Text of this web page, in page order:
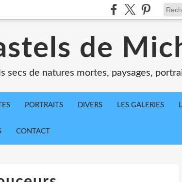
de
secs de natures mortes, paysages,
PORTRAITS DIVERS LES GALERIES
CONTACT